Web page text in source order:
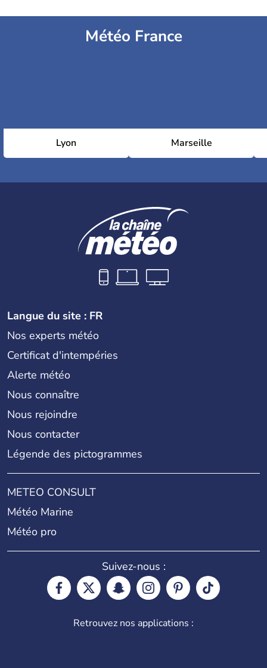
Météo France
Lyon Marseille
Langue du site : FR
Nos experts météo
Certificat d'intempéries
Alerte météo
Nous connaître
Nous rejoindre
Nous contacter
Légende des pictogrammes
METEO CONSULT
Météo Marine
Météo pro
Suivez-nous :
Retrouvez nos applications :